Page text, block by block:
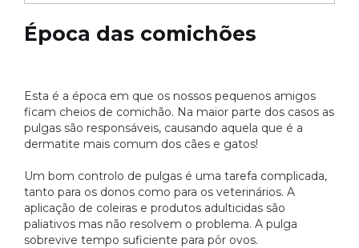
Época das comichões
Esta é a época em que os nossos pequenos amigos
ficam cheios de comichão. Na maior parte dos casos as
pulgas são responsáveis, causando aquela que é a
dermatite mais comum dos cães e gatos!
Um bom controlo de pulgas é uma tarefa complicada,
tanto para os donos como para os veterinários. A
aplicação de coleiras e produtos adulticidas são
paliativos mas não resolvem o problema. A pulga
sobrevive tempo suficiente para pôr ovos.